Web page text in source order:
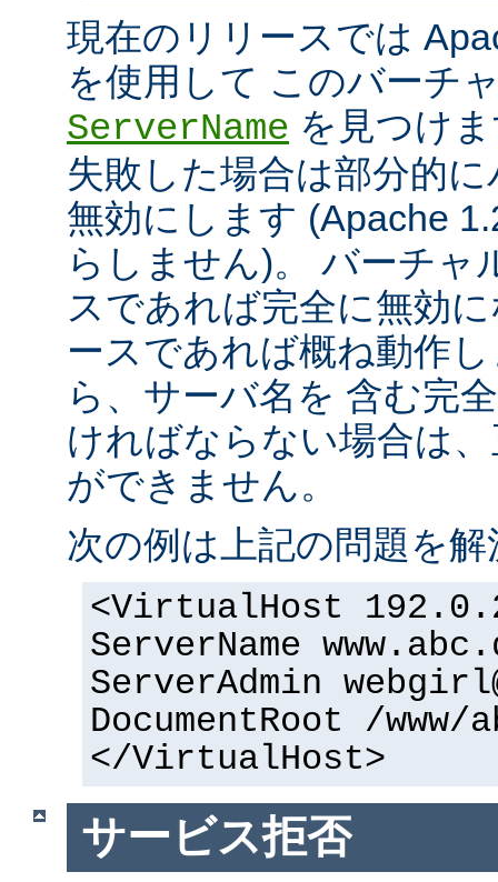
現在のリリースでは
を使用して このバーチ
ServerName を見つけ
失敗した場合は部分的
無効にします (Apache
らしません)。 バーチャ
スであれば完全に無効
ースであれば概ね動作
ら、サーバ名を 含む完
ければならない場合は
ができません。
次の例は上記の問題を
<VirtualHost
ServerName
ServerAdmin
DocumentRoot /www/
</VirtualHost>
サービス拒否